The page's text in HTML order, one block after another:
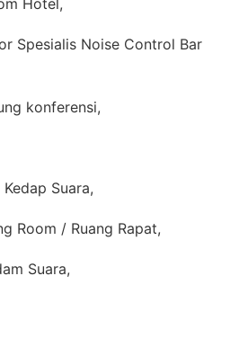
Spesialis Noise Control Bar
konferensi,
Suara,
Room / Ruang Rapat,
Suara,